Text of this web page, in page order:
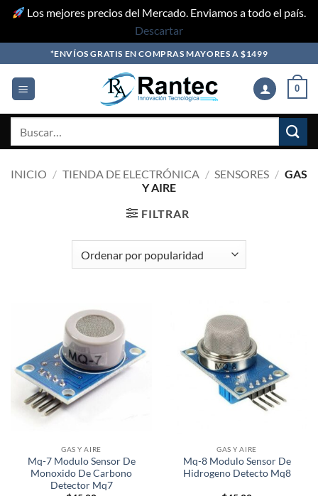
Los mejores precios del Mercado. Enviamos a todo el país.
Descartar
to
content
*ENVÍOS GRATIS EN COMPRAS MAYORES A $1499
0
INICIO / TIENDA DE ELECTRÓNICA / SENSORES / GAS
Y AIRE
FILTRAR
GAS Y AIRE
Mq-7 Modulo Sensor De
Monoxido De Carbono
Detector Mq7
GAS Y AIRE
Mq-8 Modulo Sensor De
Hidrogeno Detecto Mq8